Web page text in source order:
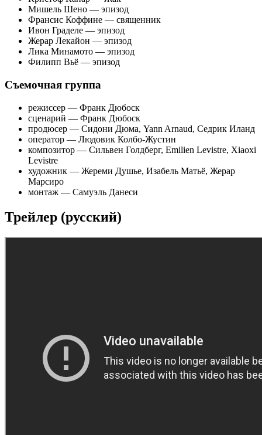
Мишель Шено — эпизод
Франсис Коффине — священник
Ивон Граделе — эпизод
Жерар Лекайон — эпизод
Лика Минамото — эпизод
Филипп Вьё — эпизод
Съемочная группа
режиссер — Франк Дюбоск
сценарий — Франк Дюбоск
продюсер — Сидони Дюма, Yann Arnaud, Седрик Иланд
оператор — Людовик Колбо-Жустин
композитор — Сильвен Голдберг, Emilien Levistre, Xiaoxi
Levistre
художник — Жереми Душье, Изабель Матьё, Жерар
Марсиро
монтаж — Самуэль Данеси
Трейлер (русский)